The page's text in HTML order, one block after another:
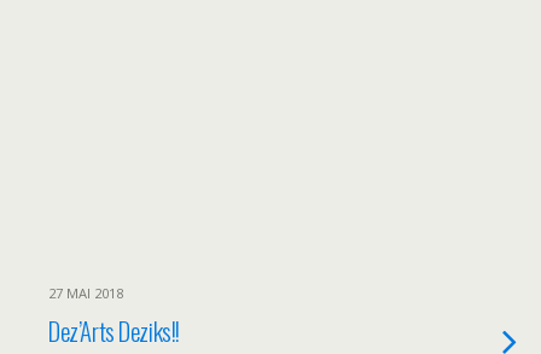
27 MAI 2018
Dez’Arts Deziks!!